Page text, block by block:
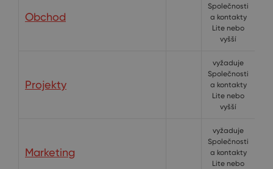
Obchod
Společnosti
a kontakty
Lite nebo
vyšší
Projekty
vyžaduje
Společnosti
a kontakty
Lite nebo
vyšší
Marketing
vyžaduje
Společnosti
a kontakty
Lite nebo